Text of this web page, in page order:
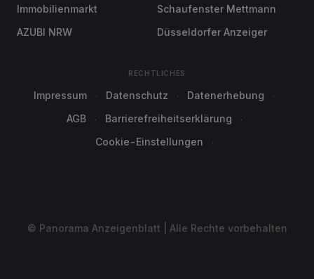
Immobilienmarkt
AZUBI NRW
Schaufenster Mettmann
Düsseldorfer Anzeiger
RECHTLICHES
Impressum Datenschutz
Datenerhebung
AGB
Barrierefreiheitserklärung
Cookie-Einstellungen
© Panorama Anzeigenblatt | Alle Rechte vorbehalten